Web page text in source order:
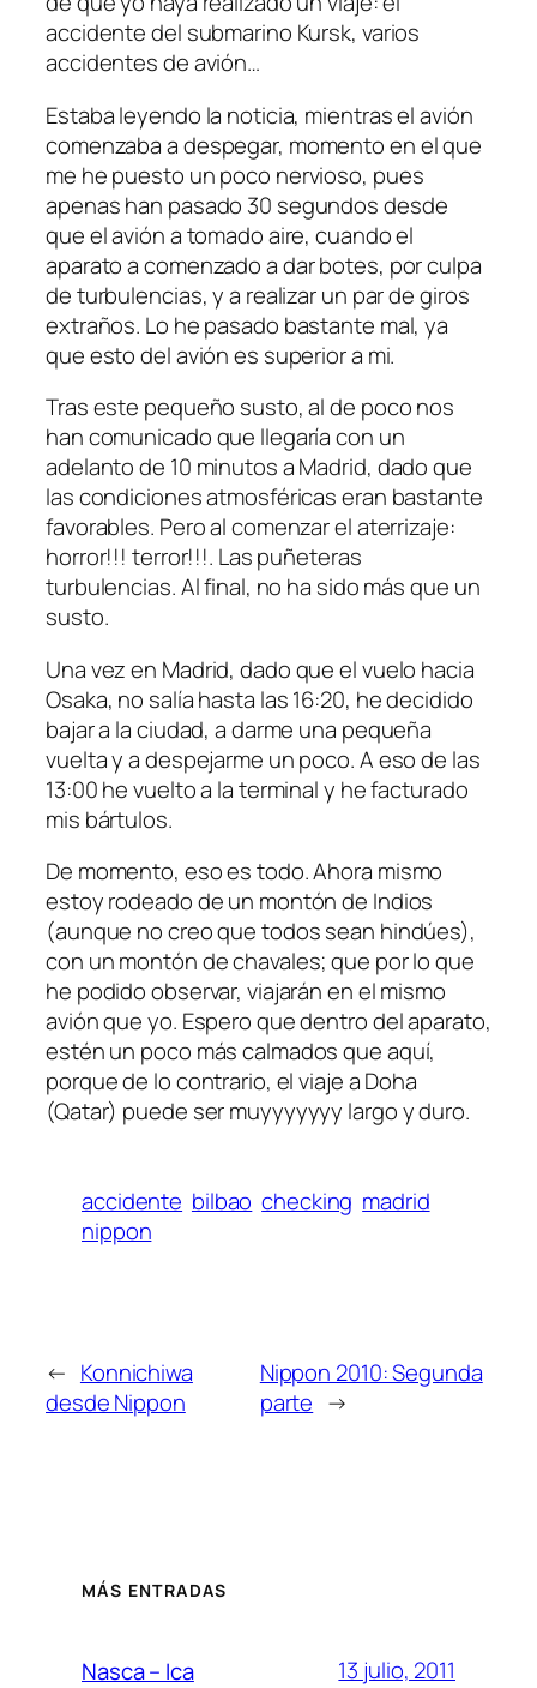
accidente del submarino Kursk, varios
accidentes de avión…
Estaba leyendo la noticia, mientras el avión
comenzaba a despegar, momento en el que
me he puesto un poco nervioso, pues
apenas han pasado 30 segundos desde
que el avión a tomado aire, cuando el
aparato a comenzado a dar botes, por culpa
de turbulencias, y a realizar un par de giros
extraños. Lo he pasado bastante mal, ya
que esto del avión es superior a mi.
Tras este pequeño susto, al de poco nos
han comunicado que llegaría con un
adelanto de 10 minutos a Madrid, dado que
las condiciones atmosféricas eran bastante
favorables. Pero al comenzar el aterrizaje:
horror!!! terror!!!. Las puñeteras
turbulencias. Al final, no ha sido más que un
susto.
Una vez en Madrid, dado que el vuelo hacia
Osaka, no salía hasta las 16:20, he decidido
bajar a la ciudad, a darme una pequeña
vuelta y a despejarme un poco. A eso de las
13:00 he vuelto a la terminal y he facturado
mis bártulos.
De momento, eso es todo. Ahora mismo
estoy rodeado de un montón de Indios
(aunque no creo que todos sean hindúes),
con un montón de chavales; que por lo que
he podido observar, viajarán en el mismo
avión que yo. Espero que dentro del aparato,
estén un poco más calmados que aquí,
porque de lo contrario, el viaje a Doha
(Qatar) puede ser muyyyyyyy largo y duro.
accidente bilbao checking madrid
nippon
← Konnichiwa
desde Nippon
Nippon 2010: Segunda
parte →
MÁS ENTRADAS
Nasca – Ica 13 julio, 2011